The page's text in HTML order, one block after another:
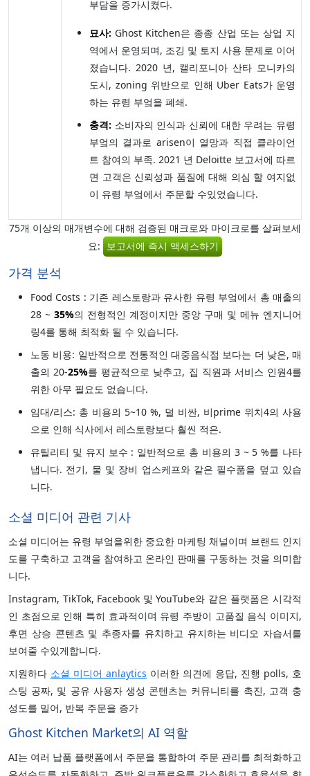
부담을 증가시켰다.
묘사: Ghost Kitchen은 종종 산업 또는 상업 지
역에서 운영되며, 조깅 및 토지 사용 문제로 이어
졌습니다. 2020 년, 캘리포니아 산타 모니카의
도시, zoning 위반으로 인해 Uber Eats가 운영
하는 유령 부엌을 폐쇄.
충격: 소비자의 인식과 신뢰에 대한 우려는 유령
부엌의 결과로 arisen이 열망과 직접 클라이언
트 참여의 부족. 2021 년 Deloitte 보고서에 따르
면 고객은 신뢰성과 품질에 대해 의심 할 여지없
이 유령 부엌에서 주문할 수있었습니다.
75개 이상의 매개변수에 대해 검증된 매크로와 마이크로를 살펴보세
요: 보고서에 즉시 액세스하기
가격 분석
Food Costs : 기존 레스토랑과 유사한 유령 부엌에서 총 매출의
28 ~ 35%의 전형적인 계정이지만 중앙 구매 및 메뉴 엔지니어
링4를 통해 최적화 될 수 있습니다.
노동 비용: 일반적으로 전통적인 대중음식점 보다는 더 낮은, 매
출의 20-25%를 평균적으로 낮추고, 집 직원과 서비스 인원4를
위한 아무 필요도 없습니다.
임대/리스: 총 비용의 5~10 %, 덜 비싼, 비prime 위치4의 사용
으로 인해 식사에서 레스토랑보다 훨씬 적은.
유틸리티 및 유지 보수 : 일반적으로 총 비용의 3 ~ 5 %를 나타
냅니다. 전기, 물 및 장비 업스케프와 같은 필수품을 덮고 있습
니다.
소셜 미디어 관련 기사
소셜 미디어는 유령 부엌을위한 중요한 마케팅 채널이며 브랜드 인지
도를 구축하고 고객을 참여하고 온라인 판매를 구동하는 것을 의미합
니다.
Instagram, TikTok, Facebook 및 YouTube와 같은 플랫폼은 시각적
인 초점으로 인해 특히 효과적이며 유령 주방이 고품질 음식 이미지,
후면 상승 콘텐츠 및 추종자를 유치하고 유지하는 비디오 자습서를
보여줄 수있게합니다.
지원하다 소셜 미디어 anlaytics 이러한 의견에 응답, 진행 polls, 호
스팅 공짜, 및 공유 사용자 생성 콘텐츠는 커뮤니티를 촉진, 고객 충
성도를 밀어, 반복 주문을 증가
Ghost Kitchen Market의 AI 역할
AI는 여러 납품 플랫폼에서 주문을 통합하여 주문 관리를 최적화하고